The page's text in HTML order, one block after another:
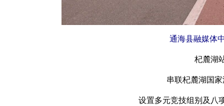
通海县融媒体
杞麓湖
串联杞麓湖国
设置多元竞技组别及八